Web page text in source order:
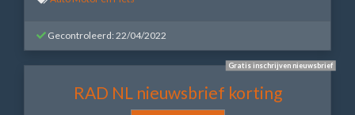
Gecontroleerd: 22/04/2022
Gratis inschrijven nieuwsbrief
RAD NL nieuwsbrief korting